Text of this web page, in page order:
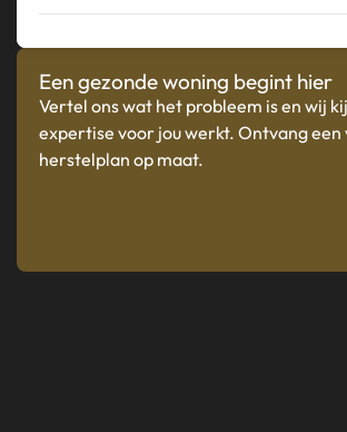
Een gezonde woning begint hier
Vertel ons wat het probleem is en wij
expertise voor jou werkt. Ontvang
herstelplan op maat.